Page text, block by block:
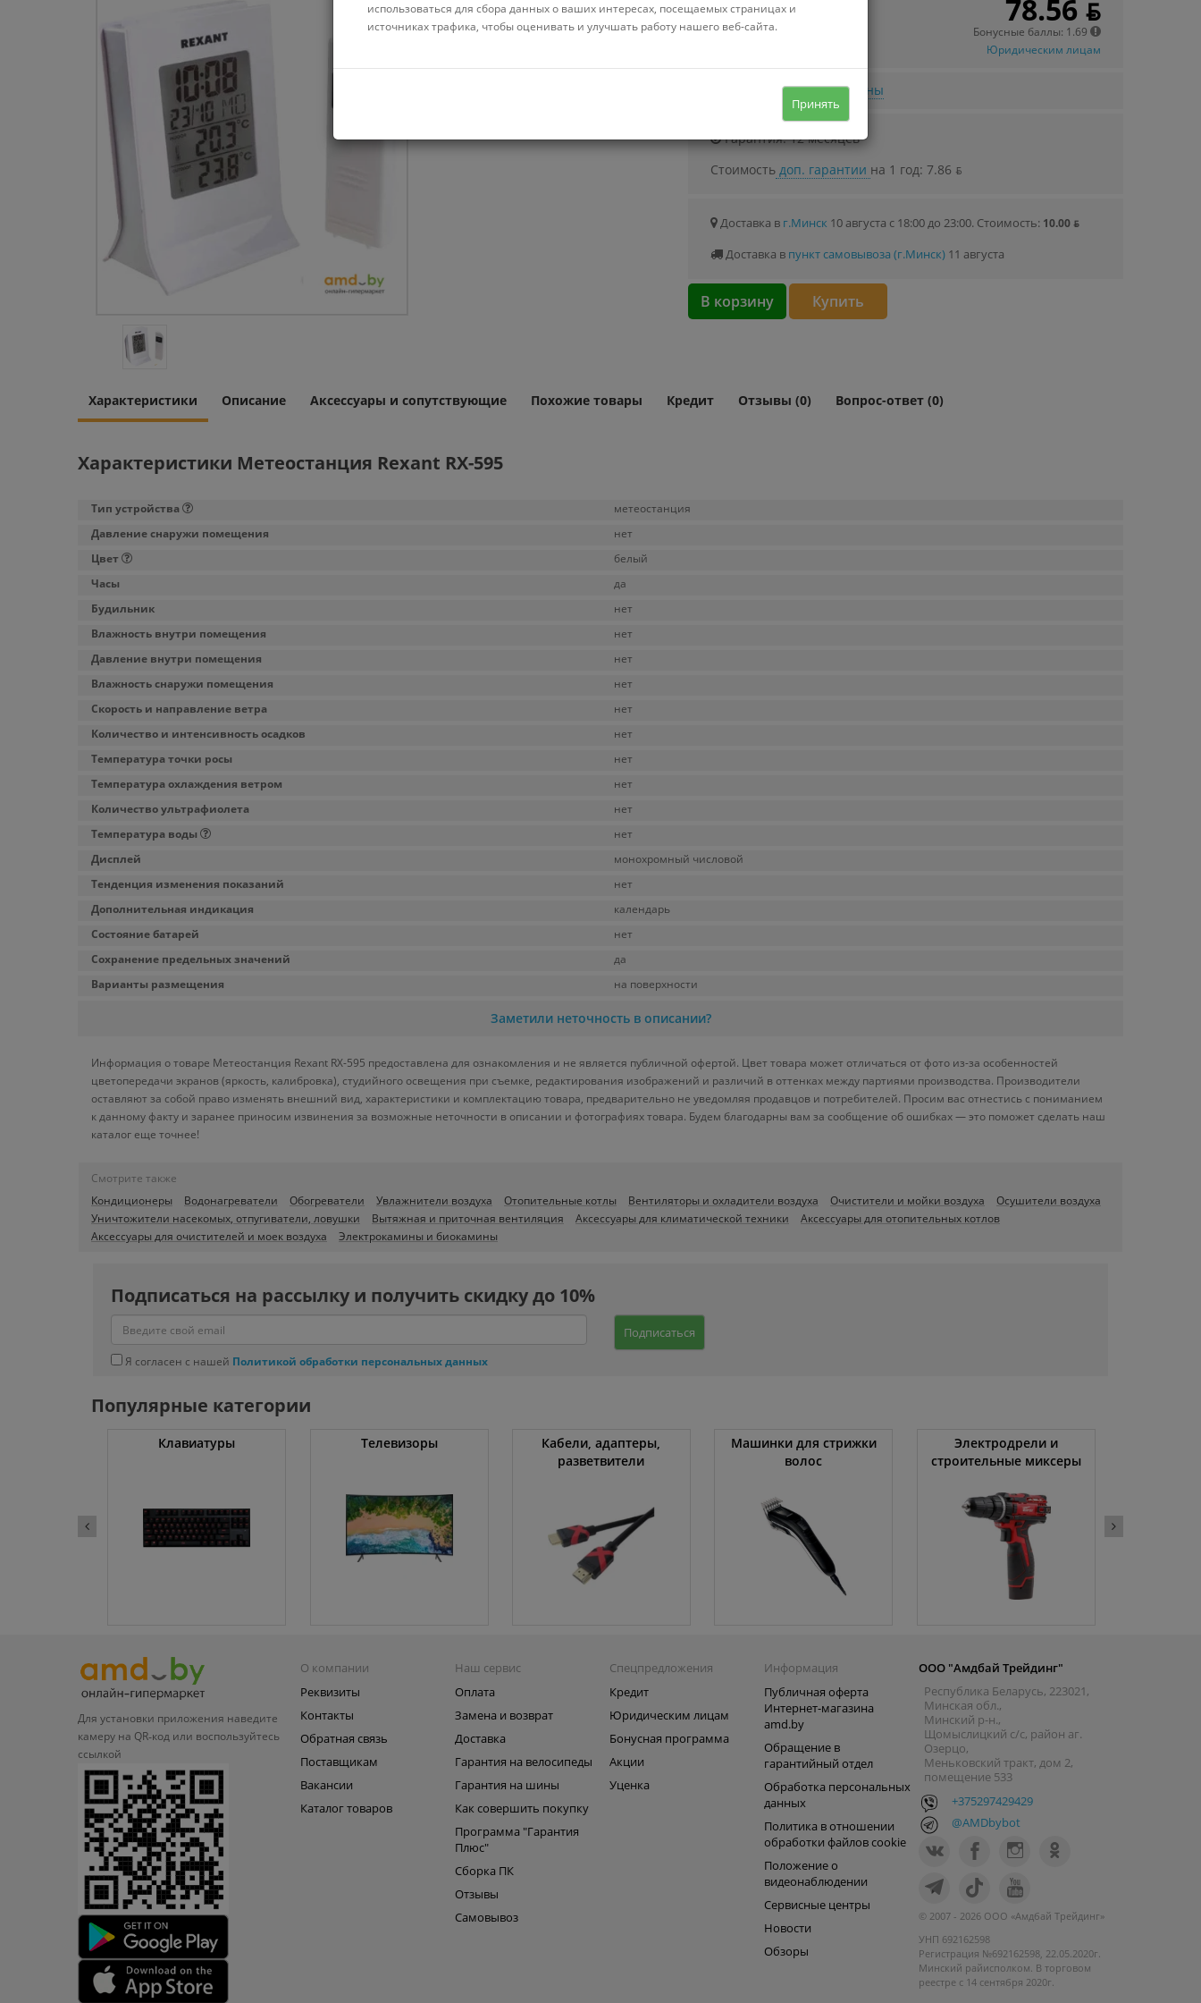
Можно купить в кредит
Стоимость от 1.22 ƃ/мec.
78.56 ƃ
Бонусные баллы: 1.69
Юридическим лицам
Узнать о снижении цены
Гарантия: 12 месяцев
Стоимостьдоп. гарантии на 1 год: 7.86 ƃ
Доставка в г.Минск 10 августа с 18:00 до 23:00. Стоимость: 10.00 ƃ
Доставка в пункт самовывоза (г.Минск)11 августа
В корзину Купить
Характеристики Описание Аксессуары и сопутствующие Похожие товары Кредит Отзывы (0) Вопрос-ответ (0)
Характеристики Метеостанция Rexant RX-595
Тип устройства
метеостанция
Давление снаружи помещения
нет
Цвет
белый
Часы
да
Будильник
нет
Влажность внутри помещения
нет
Давление внутри помещения
нет
Влажность снаружи помещения
нет
Скорость и направление ветра
нет
Количество и интенсивность осадков
нет
Температура точки росы
нет
Температура охлаждения ветром
нет
Количество ультрафиолета
нет
Температура воды
нет
Дисплей
монохромный числовой
Тенденция изменения показаний
нет
Дополнительная индикация
календарь
Состояние батарей
нет
Сохранение предельных значений
да
Варианты размещения
на поверхности
Заметили неточность в описании?
Информация о товаре Метеостанция Rexant RX-595 предоставлена для ознакомления и не является публичной офертой. Цвет товара может отличаться от фото из-за особенностей
цветопередачи экранов (яркость, калибровка), студийного освещения при съемке, редактирования изображений и различий в оттенках между партиями производства. Производители
оставляют за собой право изменять внешний вид, характеристики и комплектацию товара, предварительно не уведомляя продавцов и потребителей. Просим вас отнестись с пониманием
к данному факту и заранее приносим извинения за возможные неточности в описании и фотографиях товара. Будем благодарны вам за сообщение об ошибках — это поможет сделать наш
каталог еще точнее!
Смотрите также
Кондиционеры
Водонагреватели Обогреватели Увлажнители воздуха Отопительные котлы Вентиляторы и охладители воздуха Очистители и мойки воздуха
Осушители воздуха
Уничтожители насекомых, отпугиватели, ловушки
Вытяжная и приточная вентиляция Аксессуары для климатической техники
Аксессуары для отопительных котлов
Аксессуары для очистителей и моек воздуха
Электрокамины и биокамины
Подписаться на рассылку и получить скидку до 10%
Подписаться
Я согласен с нашей Политикой обработки персональных данных
Популярные категории
Клавиатуры Телевизоры
Кабели, адаптеры,
разветвители
Машинки для стрижки
волос
Электродрели и
строительные миксеры
использоваться для сбора данных о ваших интересах, посещаемых страницах и
источниках трафика, чтобы оценивать и улучшать работу нашего веб-сайта.
Принять
Для установки приложения наведите
камеру на QR‑код или воспользуйтесь
ссылкой
О компании
Реквизиты
Контакты
Обратная связь
Поставщикам
Вакансии
Каталог товаров
Наш сервис
Оплата
Замена и возврат
Доставка
Гарантия на велосипеды
Гарантия на шины
Как совершить покупку
Программа "Гарантия
Плюс"
Сборка ПК
Отзывы
Самовывоз
Спецпредложения
Кредит
Юридическим лицам
Бонусная программа
Акции
Уценка
Информация
Публичная оферта
Интернет-магазина
amd.by
Обращение в
гарантийный отдел
Обработка персональных
данных
Политика в отношении
обработки файлов cookie
Положение о
видеонаблюдении
Сервисные центры
Новости
Обзоры
ООО "Амдбай Трейдинг"
Республика Беларусь, 223021,
Минская обл.,
Минский р-н.,
Щомыслицкий с/с, район аг.
Озерцо,
Меньковский тракт, дом 2,
помещение 533
+375297429429
@AMDbybot
© 2007 - 2026 ООО «Амдбай Трейдинг»
УНП 692162598
Регистрация №692162598, 22.05.2020г.
Минский райисполком. В торговом
реестре с 14 сентября 2020г.